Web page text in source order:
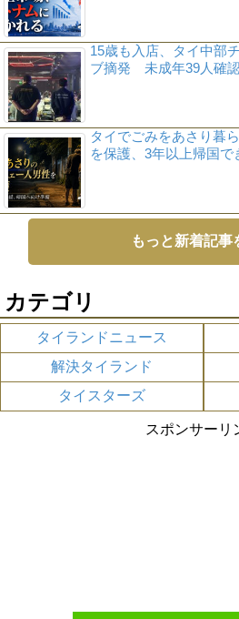
15歳も入店、タイ中部
ブ摘発 未成年39人確
タイでごみをあさり暮
を保護、3年以上帰国
もっと新着記事
カテゴリ
タイランドニュース
解決タイランド
タイスターズ
スポンサーリ